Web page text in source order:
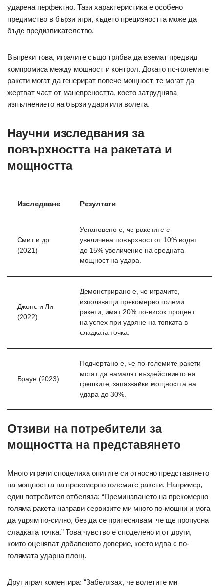
ударена перфектно. Тази характеристика е особено
предимство в бързи игри, където прецизността може да
бъде предизвикателство.
Въпреки това, играчите също трябва да вземат предвид
компромиса между мощност и контрол. Докато по-големите
ракети могат да генерират повече мощност, те могат да
жертват част от маневреността, което затруднява
изпълнението на бързи удари или волета.
Научни изследвания за
повърхността на ракетата и
мощността
Изследване Резултати
Смит и др.
(2021)
Установено е, че ракетите с
увеличена повърхност от 10% водят
до 15% увеличение на средната
мощност на удара.
Джонс и Ли
(2022)
Демонстрирано е, че играчите,
използващи прекомерно големи
ракети, имат 20% по-висок процент
на успех при удряне на топката в
сладката точка.
Браун (2023)
Подчертано е, че по-големите ракети
могат да намалят въздействието на
грешките, запазвайки мощността на
удара до 30%.
Отзиви на потребители за
мощността на представянето
Много играчи споделиха опитите си относно представянето
на мощността на прекомерно големите ракети. Например,
един потребител отбеляза: “Преминаването на прекомерно
голяма ракета направи сервизите ми много по-мощни и мога
да удрям по-силно, без да се притеснявам, че ще пропусна
сладката точка.” Това чувство е споделено и от други,
които оценяват добавеното доверие, което идва с по-
голямата ударна площ.
Друг играч коментира: “Забелязах, че волетите ми